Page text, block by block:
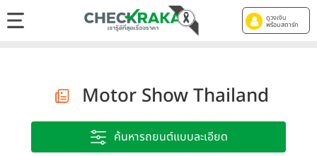
ดูวงเงิน
พร้อมสตาร์ท
Motor Show Thailand
ค้นหารถยนต์แบบละเอียด